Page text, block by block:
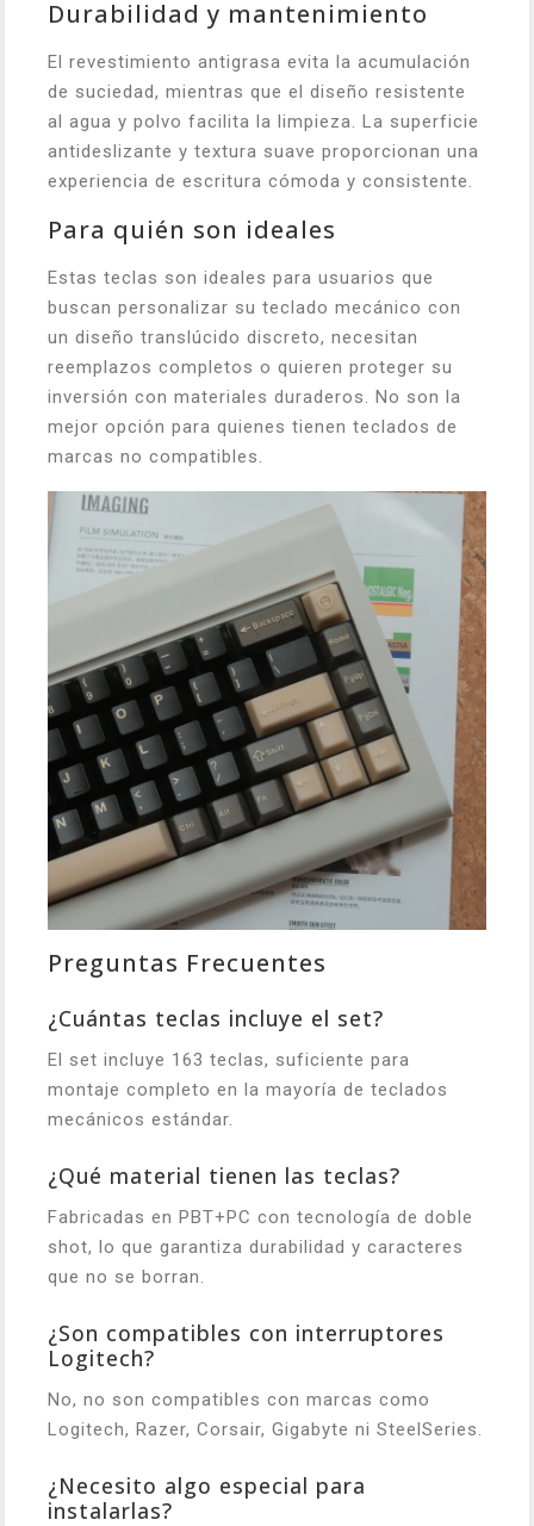
Durabilidad y mantenimiento
El revestimiento antigrasa evita la acumulación
de suciedad, mientras que el diseño resistente
al agua y polvo facilita la limpieza. La superficie
antideslizante y textura suave proporcionan una
experiencia de escritura cómoda y consistente.
Para quién son ideales
Estas teclas son ideales para usuarios que
buscan personalizar su teclado mecánico con
un diseño translúcido discreto, necesitan
reemplazos completos o quieren proteger su
inversión con materiales duraderos. No son la
mejor opción para quienes tienen teclados de
marcas no compatibles.
Preguntas Frecuentes
¿Cuántas teclas incluye el set?
El set incluye 163 teclas, suficiente para
montaje completo en la mayoría de teclados
mecánicos estándar.
¿Qué material tienen las teclas?
Fabricadas en PBT+PC con tecnología de doble
shot, lo que garantiza durabilidad y caracteres
que no se borran.
¿Son compatibles con interruptores
Logitech?
No, no son compatibles con marcas como
Logitech, Razer, Corsair, Gigabyte ni SteelSeries.
¿Necesito algo especial para
instalarlas?